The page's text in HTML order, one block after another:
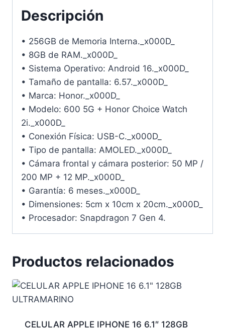
Descripción
• 256GB de Memoria Interna._x000D_
• 8GB de RAM._x000D_
• Sistema Operativo: Android 16._x000D_
• Tamaño de pantalla: 6.57._x000D_
• Marca: Honor._x000D_
• Modelo: 600 5G + Honor Choice Watch
2i._x000D_
• Conexión Física: USB-C._x000D_
• Tipo de pantalla: AMOLED._x000D_
• Cámara frontal y cámara posterior: 50 MP /
200 MP + 12 MP._x000D_
• Garantía: 6 meses._x000D_
• Dimensiones: 5cm x 10cm x 20cm._x000D_
• Procesador: Snapdragon 7 Gen 4.
Productos relacionados
CELULAR APPLE IPHONE 16 6.1″ 128GB